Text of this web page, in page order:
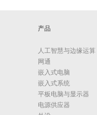
产品
人工智慧与边缘运算
网通
嵌入式电脑
嵌入式系统
平板电脑与显示器
电源供应器